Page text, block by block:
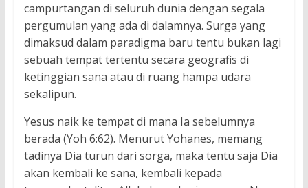
campurtangan di seluruh dunia dengan segala
pergumulan yang ada di dalamnya. Surga yang
dimaksud dalam paradigma baru tentu bukan lagi
sebuah tempat tertentu secara geografis di
ketinggian sana atau di ruang hampa udara
sekalipun.
Yesus naik ke tempat di mana Ia sebelumnya
berada (Yoh 6:62). Menurut Yohanes, memang
tadinya Dia turun dari sorga, maka tentu saja Dia
akan kembali ke sana, kembali kepada